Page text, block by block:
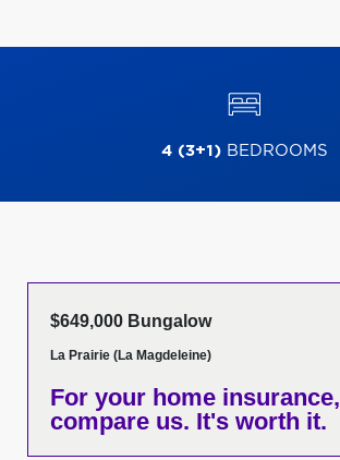
4 (3+1)BEDROOMS
$649,000 Bungalow
La Prairie (La Magdeleine)
For your home insurance,
compare us. It's worth it.